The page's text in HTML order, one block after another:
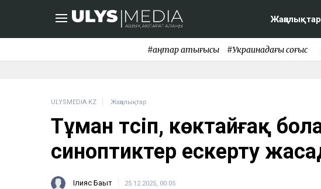
Жаңалықтар
#қаңтар қақтығысы #Украинадағы соғыс
ULYSMEDIA.KZ Жаңалықтар
Тұман түсіп, көктайғақ
синоптиктер ескерту
Ілияс Бақыт 25.12.2025, 00:05